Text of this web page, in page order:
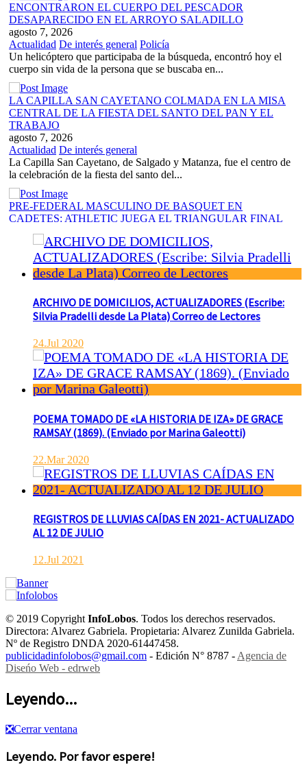
ENCONTRARON EL CUERPO DEL PESCADOR
DESAPARECIDO EN EL ARROYO SALADILLO
agosto 7, 2026
Actualidad De interés general Policía
Un helicóptero que participaba de la búsqueda, encontró hoy el
cuerpo sin vida de la persona que se buscaba en...
LA CAPILLA SAN CAYETANO COLMADA EN LA MISA
CENTRAL DE LA FIESTA DEL SANTO DEL PAN Y EL
TRABAJO
agosto 7, 2026
Actualidad De interés general
La Capilla San Cayetano, de Salgado y Matanza, fue el centro de
la celebración de la fiesta del santo del...
PRE-FEDERAL MASCULINO DE BASQUET EN
CADETES: ATHLETIC JUEGA EL TRIANGULAR FINAL
Actualidad De interés general Deportes
Por el torneo Pre-federal de Básquet, el equipo de Cadetes de
Athletic, logró un resonante triunfo ante Morón, y se...
POLICIALES DE EMPALME. APREHENDIERON A UN
HOMBRE Y UNA MUJER POR COMERCIALIZAR
DROGAS
agosto 8, 2026
Actualidad De interés general Policía
En la noche del viernes, en calle Independencia entre San Patricio
y Rivadavia de Empalme, personal de la Comisaría Segunda...
ARCHIVO DE DOMICILIOS, ACTUALIZADORES (Escribe:
Silvia Pradelli desde La Plata) Correo de Lectores
24.Jul 2020
POEMA TOMADO DE «LA HISTORIA DE IZA» DE GRACE
RAMSAY (1869). (Enviado por Marina Galeotti)
22.Mar 2020
REGISTROS DE LLUVIAS CAÍDAS EN 2021- ACTUALIZADO
AL 12 DE JULIO
12.Jul 2021
© 2019 CopyrightInfoLobos. Todos los derechos reservados.
Directora: Alvarez Gabriela. Propietaria: Alvarez Zunilda Gabriela.
Nº de Registro DNDA 2020-61447458.
publicidadinfolobos@gmail.com - Edición N° 8787 -Agencia de
Diseńo Web - edrweb
Leyendo...
❎Cerrar ventana
Leyendo. Por favor espere!